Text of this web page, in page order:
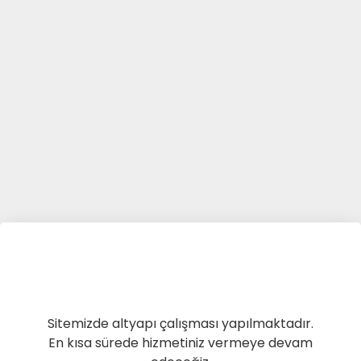
Sitemizde altyapı çalışması yapılmaktadır.
En kısa sürede hizmetiniz vermeye devam